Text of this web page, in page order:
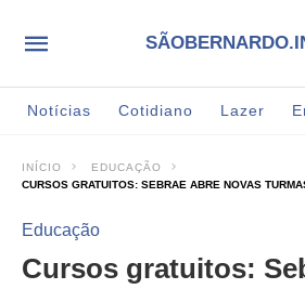
Notícias Cotidiano Lazer
INÍCIO
EDUCAÇÃO
CURSOS GRATUITOS: SEBRAE ABRE NOVAS
Educação
Cursos gratuitos: